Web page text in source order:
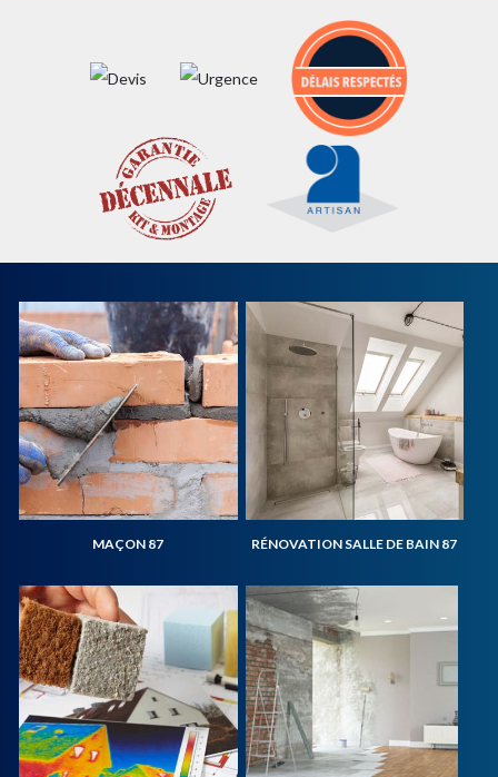
MAÇON 87 RÉNOVATION SALLE DE BAIN 87